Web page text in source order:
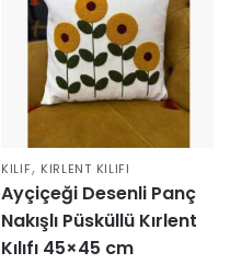
KILIF, KIRLENT KILIFI
Ayçiçeği Desenli Panç
Nakışlı Püsküllü Kırlent
Kılıfı 45×45 cm